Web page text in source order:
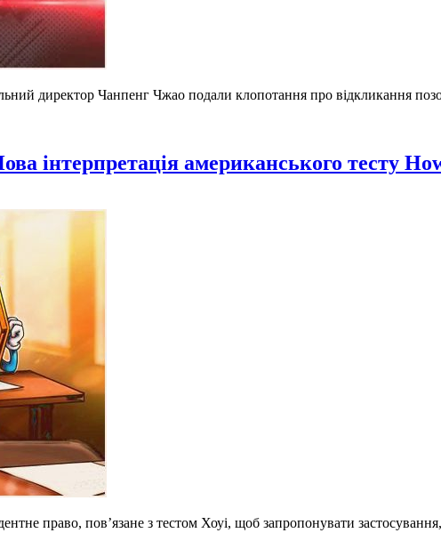
директор Чанпенг Чжао подали клопотання про відкликання
інтерпретація американського тесту
право, пов’язане з тестом Хоуі, щоб запропонувати